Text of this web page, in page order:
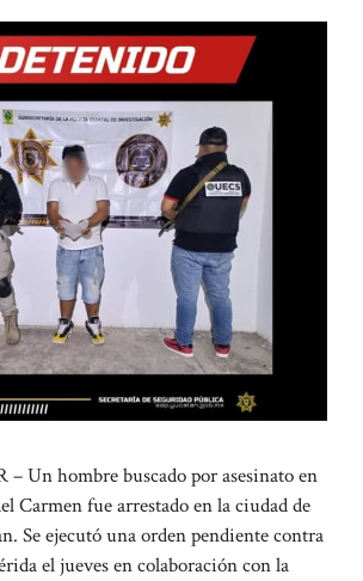
– Un hombre buscado por asesinato en
Carmen fue arrestado en la ciudad de
Se ejecutó una orden pendiente contra
el jueves en colaboración con la